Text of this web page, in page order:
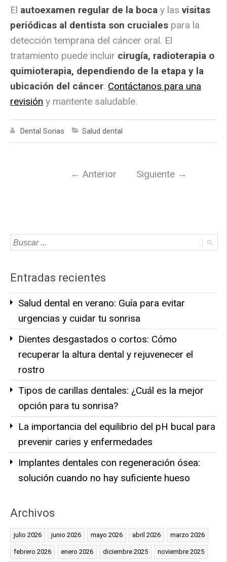
El autoexamen regular de la boca y las visitas
periódicas al dentista son cruciales para la
detección temprana del cáncer oral. El
tratamiento puede incluir cirugía, radioterapia o
quimioterapia, dependiendo de la etapa y la
ubicación del cáncer. Contáctanos para una
revisión y mantente saludable.
Dental Sorias Salud dental
← Anterior Siguiente →
Entradas recientes
Salud dental en verano: Guía para evitar
urgencias y cuidar tu sonrisa
Dientes desgastados o cortos: Cómo
recuperar la altura dental y rejuvenecer el
rostro
Tipos de carillas dentales: ¿Cuál es la mejor
opción para tu sonrisa?
La importancia del equilibrio del pH bucal para
prevenir caries y enfermedades
Implantes dentales con regeneración ósea:
solución cuando no hay suficiente hueso
Archivos
julio 2026 junio 2026 mayo 2026 abril 2026 marzo 2026
febrero 2026 enero 2026 diciembre 2025 noviembre 2025